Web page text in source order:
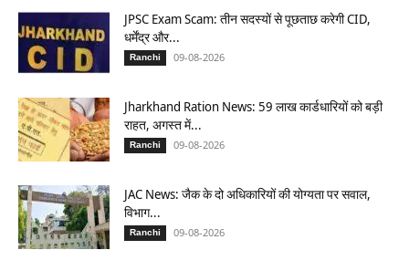
JPSC Exam Scam: तीन सदस्यों से पूछताछ करेगी CID,
धर्मेंद्र और...
Ranchi 09-08-2026
Jharkhand Ration News: 59 लाख कार्डधारियों को बड़ी
राहत, अगस्त में...
Ranchi 09-08-2026
JAC News: जैक के दो अधिकारियों की योग्यता पर सवाल,
विभाग...
Ranchi 09-08-2026